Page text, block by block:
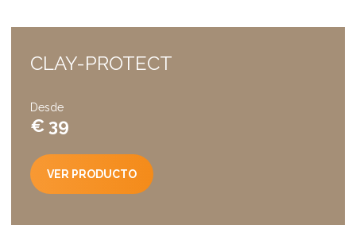
CLAY-PROTECT
Desde
€ 39
VER PRODUCTO